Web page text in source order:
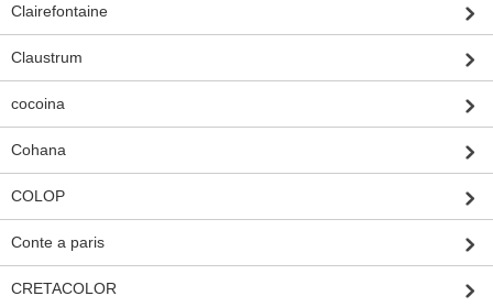
Clairefontaine
Claustrum
cocoina
Cohana
COLOP
Conte a paris
CRETACOLOR